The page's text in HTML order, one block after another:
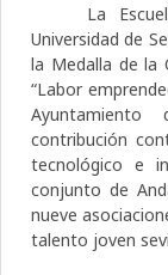
La
Universidad de
la Medalla de la
“Labor
contribución
tecnológico e
conjunto de
nueve
talento joven